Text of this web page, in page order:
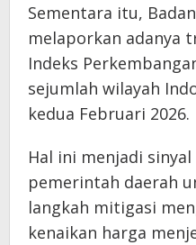
Sementara itu,
melaporkan adanya
Indeks
sejumlah wilayah
kedua Februari 2026.
Hal ini menjadi
pemerintah daerah
langkah mitigasi
kenaikan harga